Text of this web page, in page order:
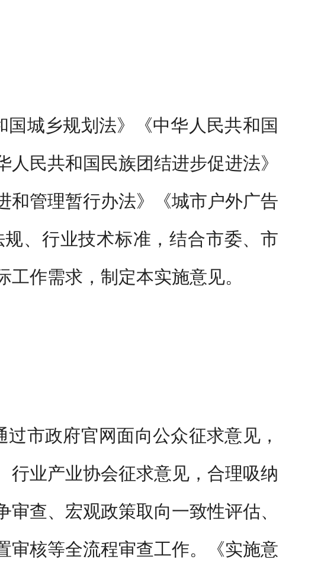
城乡规划法》《中华人民共和国
人民共和国民族团结进步促进法》
和管理暂行办法》《城市户外广告
规、行业技术标准，结合市委、市
工作需求 ，制定本实施意见。
市政府官网面向公众征求意见，
行业产业协会征求意见，合理吸纳
查、宏观政策取向一致性评估、
审核等全流程审查工作。《实施意